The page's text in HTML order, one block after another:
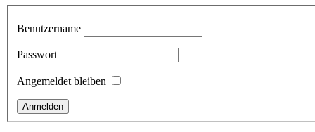
Benutzername
Passwort
Angemeldet bleiben